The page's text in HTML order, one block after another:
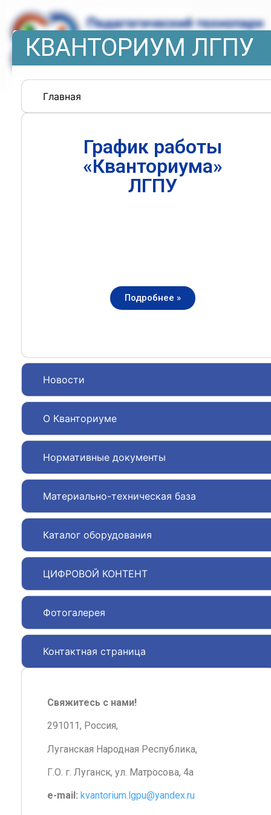
КВАНТОРИУМ ЛГПУ
Главная
Новости
О Кванториуме
Нормативные документы
Материально-техническая база
Каталог оборудования
ЦИФРОВОЙ КОНТЕНТ
Фотогалерея
Контактная страница
График работы
«Кванториума»
ЛГПУ
Подробнее »
Свяжитесь с нами!
291011, Россия,
Луганская Народная Республика,
Г.О. г. Луганск, ул. Матросова, 4а
e-mail: kvantorium.lgpu@yandex.ru